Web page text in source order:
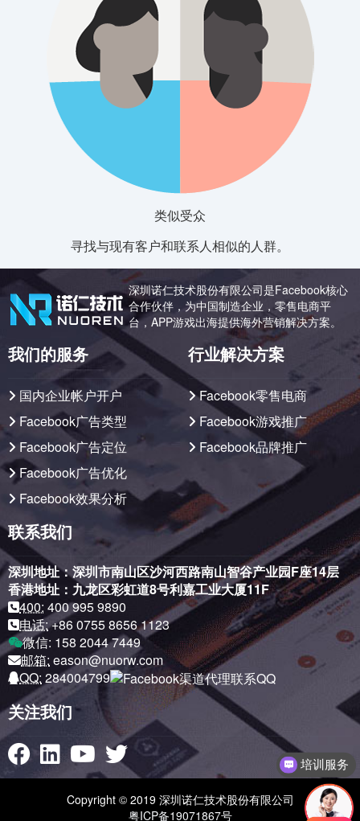
类似受众
寻找与现有客户和联系人相似的人群。
深圳诺仁技术股份有限公司是Facebook核心
合作伙伴，为中国制造企业，零售电商平
台，APP游戏出海提供海外营销解决方案。
我们的服务
国内企业帐户开户
Facebook广告类型
Facebook广告定位
Facebook广告优化
Facebook效果分析
行业解决方案
Facebook零售电商
Facebook游戏推广
Facebook品牌推广
联系我们
深圳地址：深圳市南山区沙河西路南山智谷产业园F座14层
香港地址：九龙区彩虹道8号利嘉工业大厦11F
400: 400 995 9890
电话: +86 0755 8656 1123
微信: 158 2044 7449
邮箱: eason@nuorw.com
QQ: 284004799
关注我们
Copyright © 2019 深圳诺仁技术股份有限公司
粤ICP备19071867号
培训服务